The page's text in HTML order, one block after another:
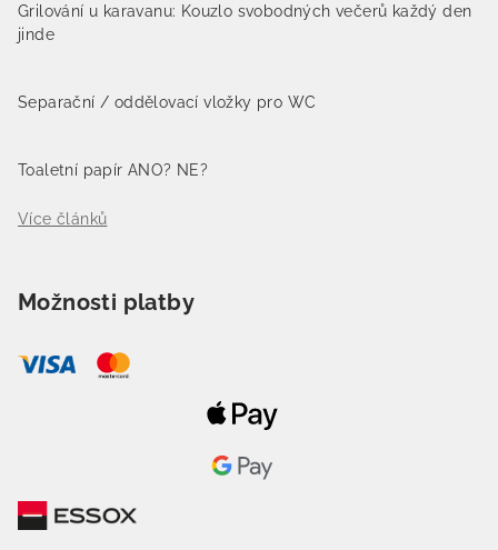
Grilování u karavanu: Kouzlo svobodných večerů každý den
jinde
Separační / oddělovací vložky pro WC
Toaletní papír ANO? NE?
Více článků
Možnosti platby